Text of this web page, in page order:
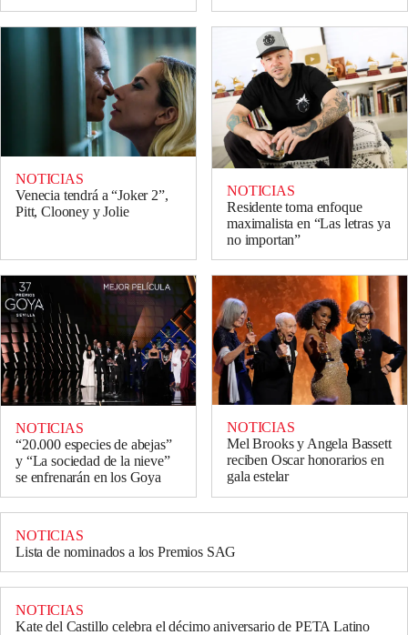
NOTICIAS
Venecia tendrá a “Joker 2”,
Pitt, Clooney y Jolie
NOTICIAS
Residente toma enfoque
maximalista en “Las letras ya
no importan”
NOTICIAS
“20.000 especies de abejas”
y “La sociedad de la nieve”
se enfrenarán en los Goya
NOTICIAS
Mel Brooks y Angela Bassett
reciben Oscar honorarios en
gala estelar
NOTICIAS
Lista de nominados a los Premios SAG
NOTICIAS
Kate del Castillo celebra el décimo aniversario de PETA Latino